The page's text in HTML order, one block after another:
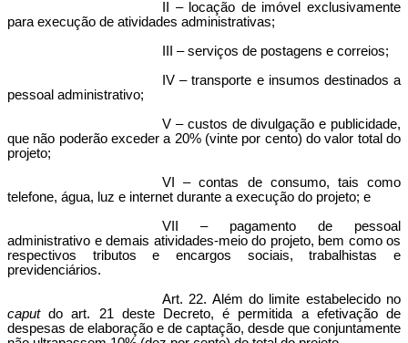
II – locação de imóvel exclusivamente
para execução de atividades administrativas;
III – serviços de postagens e correios;
IV – transporte e insumos destinados a
pessoal administrativo;
V – custos de divulgação e publicidade,
que não poderão exceder a 20% (vinte por cento) do valor total do
projeto;
VI – contas de consumo, tais como
telefone, água, luz e internet durante a execução do projeto; e
VII – pagamento de pessoal
administrativo e demais atividades-meio do projeto, bem como os
respectivos tributos e encargos sociais, trabalhistas e
previdenciários.
Art. 22. Além do limite estabelecido no
caputdo art. 21 deste Decreto, é permitida a efetivação de
despesas de elaboração e de captação, desde que conjuntamente